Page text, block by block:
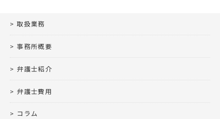
取扱業務
事務所概要
弁護士紹介
弁護士費用
コラム